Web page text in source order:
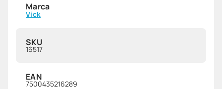
Marca
Vick
SKU
16517
EAN
7500435216289